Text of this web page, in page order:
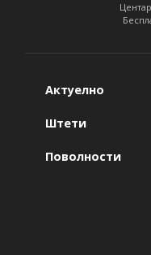
Актуелно
Штети
Поволности